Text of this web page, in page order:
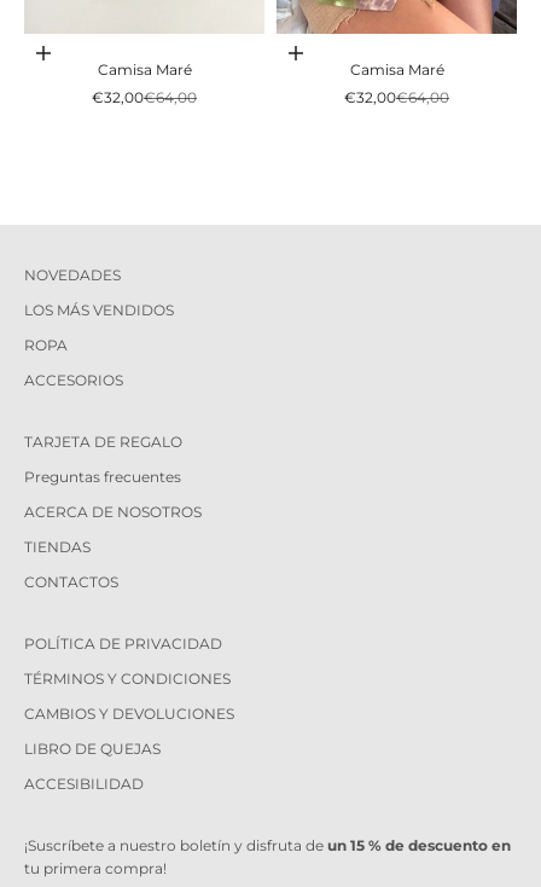
Adicionar ao carrinho
Camisa Maré
Preço promocional
€32,00Preço normal
€64,00
Adicionar ao carrinho
Camisa Maré
Preço promocional
€32,00Preço normal
€64,00
NOVEDADES
LOS MÁS VENDIDOS
ROPA
ACCESORIOS
TARJETA DE REGALO
Preguntas frecuentes
ACERCA DE NOSOTROS
TIENDAS
CONTACTOS
POLÍTICA DE PRIVACIDAD
TÉRMINOS Y CONDICIONES
CAMBIOS Y DEVOLUCIONES
LIBRO DE QUEJAS
ACCESIBILIDAD
¡Suscríbete a nuestro boletín y disfruta de un 15 % de descuento en
tu primera compra!